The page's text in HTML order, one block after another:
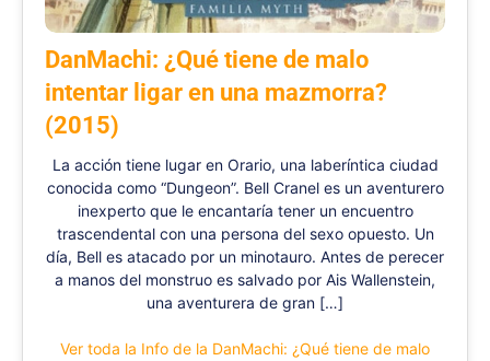
DanMachi: ¿Qué tiene de malo
intentar ligar en una mazmorra?
(2015)
La acción tiene lugar en Orario, una laberíntica ciudad
conocida como “Dungeon”. Bell Cranel es un aventurero
inexperto que le encantaría tener un encuentro
trascendental con una persona del sexo opuesto. Un
día, Bell es atacado por un minotauro. Antes de perecer
a manos del monstruo es salvado por Ais Wallenstein,
una aventurera de gran […]
Ver toda la Info de la DanMachi: ¿Qué tiene de malo